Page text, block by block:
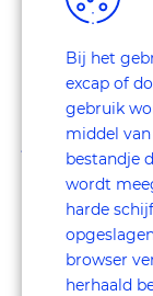
Een bedrijf die
herinneringen.
een dag overslaat.
Hoewel dat
juist om hun
een
5.
als het
Bij het
excap of
gebruik
middel
bestandje
wordt
harde
browser
herhaald